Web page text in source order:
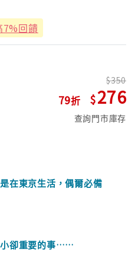
7%回饋
79
350
276
查詢門市庫存
在東京生活，偶爾必備
小卻重要的事……